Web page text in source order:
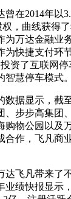
在2014年以
权，曲线获得
为万达金融业
为快捷支付环
资了互联网
慧停车模式。
据显示，截至
、步步高集团
购物公园以及
合作，飞凡商
飞凡带来了
业绩快报显示